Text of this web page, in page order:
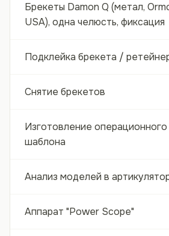
Брекеты Damon Q (метал,
USA), одна челюсть, фиксация
Подклейка брекета /
Снятие брекетов
Изготовление операционного
шаблона
Анализ моделей в
Аппарат "Power Scope"